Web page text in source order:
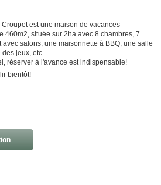
est une maison de vacances
460m2, située sur 2ha avec 8 chambres, 7
salons, une maisonnette à BBQ, une salle
jeux, etc.
réserver à l'avance est indispensable!
bientôt!